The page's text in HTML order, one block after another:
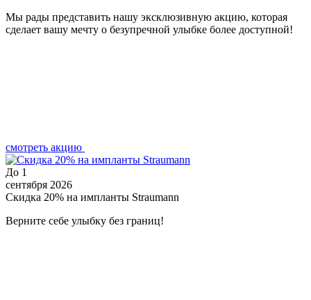
Мы рады представить нашу эксклюзивную акцию, которая
сделает вашу мечту о безупречной улыбке более доступной!
смотреть акцию
До 1
сентября 2026
Скидка 20% на импланты Straumann
Верните себе улыбку без границ!